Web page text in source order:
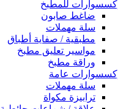
إكسسوارات للمطبخ
ضاغط صابون
سلة مهملات
مطبقية / صفاية أطباق
مواسير تعليق مطبخ
وراقة مطبخ
إكسسوارات عامة
سلة مهملات
ترابيزة مكواة